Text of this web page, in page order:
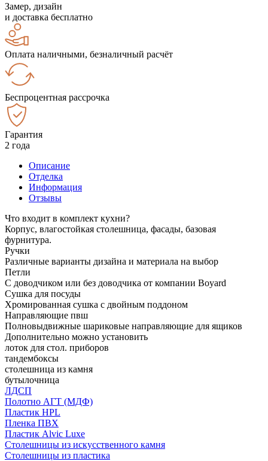
Замер, дизайн
и доставка бесплатно
Оплата наличными, безналичный расчёт
Беспроцентная рассрочка
Гарантия
2 года
Описание
Отделка
Информация
Отзывы
Что входит в комплект кухни?
Корпус, влагостойкая столешница, фасады, базовая
фурнитура.
Ручки
Различные варианты дизайна и материала на выбор
Петли
С доводчиком или без доводчика от компании Boyard
Сушка для посуды
Хромированная сушка с двойным поддоном
Направляющие пвш
Полновыдвижные шариковые направляющие для ящиков
Дополнительно можно установить
лоток для стол. приборов
тандембоксы
столешница из камня
бутылочница
ЛДСП
Полотно АГТ (МДФ)
Пластик HPL
Пленка ПВХ
Пластик Alvic Luxe
Столешницы из искусственного камня
Столешницы из пластика